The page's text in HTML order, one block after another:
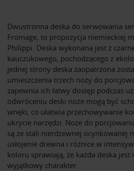
Dwustronna deska do serwowania
Fromage, to propozycja niemieckiej
Philippi. Deska wykonana jest z
kauczukowego, pochodzącego z
jednej strony deska zaopatrzona
umieszczenia trzech noży do
zapewnia ich łatwy dostęp podczas
odwróceniu deski noże mogą być
wnęki, co ułatwia przechowywanie
ukrycie narzędzi. Noże do
są ze stali nierdzewnej ocynkowanej
usłojenie drewna i różnice w
koloru sprawiają, że każda deska jest
wyjątkowy charakter.